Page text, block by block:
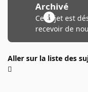
Archivé
Ce sujet est
recevoir de
Aller sur la liste des